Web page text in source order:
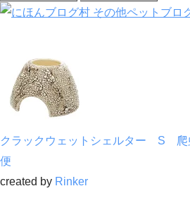
クラックウェットシェルター S
便
created by Rinker